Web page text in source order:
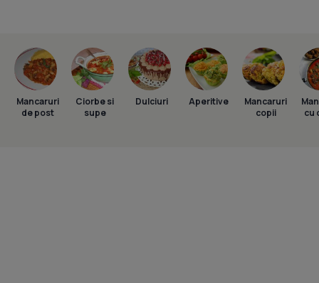
Mancaruri
de post
Ciorbe si
supe
Dulciuri Aperitive
Mancaruri
copii
cu